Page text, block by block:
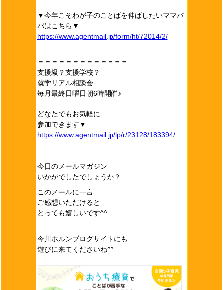
▼今年こそわが子のことばを伸ばしたいママパ
パはこちら▼
https://www.agentmail.jp/form/ht/72014/2/
＝＝＝＝＝＝＝＝＝＝＝＝＝
支援級？支援学校？
就学リアル相談会
毎月最終日曜日朝6時開催♪
どなたでもお気軽に
参加できます▼
https://www.agentmail.jp/lp/r/23128/183394/
今日のメールマガジン
いかがでしたでしょうか？
このメールに一言
ご感想いただけると
とっても嬉しいです^^
今川ホルンブログサイトにも
遊びに来てくださいね^^